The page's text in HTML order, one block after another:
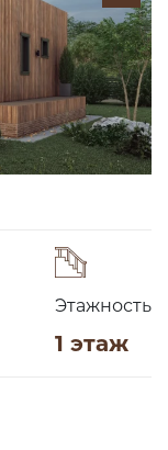
Этажность
1 этаж